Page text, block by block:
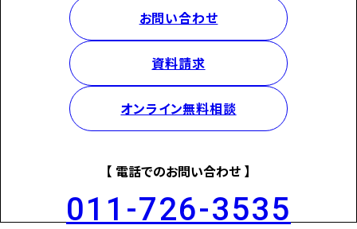
お問い合わせ
資料請求
オンライン無料相談
【 電話でのお問い合わせ 】
011-726-3535